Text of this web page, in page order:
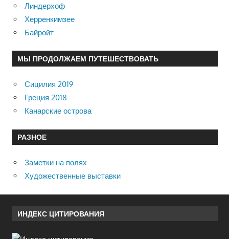
Линдерхоф
Херренкимзее
Байройт
МЫ ПРОДОЛЖАЕМ ПУТЕШЕСТВОВАТЬ
Сицилия 2019
Греция 2018
Канарские острова
РАЗНОЕ
Заметки на полях
Художественные выставки
ИНДЕКС ЦИТИРОВАНИЯ